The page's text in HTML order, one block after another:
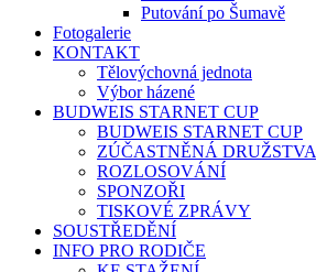
Putování po Šumavě
Fotogalerie
KONTAKT
Tělovýchovná jednota
Výbor házené
BUDWEIS STARNET CUP
BUDWEIS STARNET CUP
ZÚČASTNĚNÁ DRUŽSTVA
ROZLOSOVÁNÍ
SPONZOŘI
TISKOVÉ ZPRÁVY
SOUSTŘEDĚNÍ
INFO PRO RODIČE